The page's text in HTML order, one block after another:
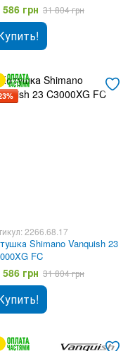
грн 31 804 грн
2266.68.17
Shimano Vanquish 23
FC
грн 31 804 грн